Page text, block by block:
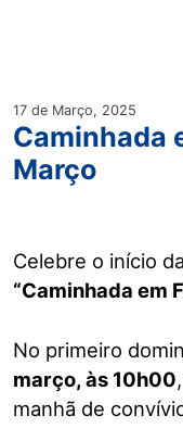
17 de Março, 2025
Caminhada
Março
Celebre o início
“Caminhada em
No primeiro
março, às 10h00
manhã de